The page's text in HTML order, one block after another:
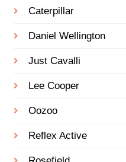
Caterpillar
Daniel Wellington
Just Cavalli
Lee Cooper
Oozoo
Reflex Active